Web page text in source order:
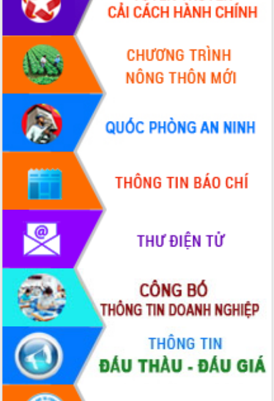
Đắk Lắk sơ kết 4 năm triển khai thực
hiện Đề án 06 của Chính phủ
Họp báo thông tin về Hội nghị Công bố
Quy hoạch và Xúc tiến đầu tư tỉnh Đắk
Khơi thông điểm nghẽn, đẩy nhanh
giải ngân vốn khắc phục thiên tai
HĐND tỉnh thông qua điều chỉnh Quy
hoạch tỉnh thời kỳ 2021-2030
Hội thảo góp ý hồ sơ điều chỉnh quy
hoạch tỉnh Đắk Lắk thời kỳ 2021-2030,
tầm nhìn đến năm 2050
Nâng cao hiệu quả hoạt động của các
doanh nghiệp nhà nước
Hội nghị triển khai kết nối mạng
truyền số liệu chuyên dùng phục vụ cơ
quan Đảng, Nhà nước
Lễ phát động chuỗi hoạt động chung
tay làm sạch môi trường
Xã Ea Kar bước chuyển mình trong
công tác cải cách hành chính mô hình
mới
UBND tỉnh họp báo định kỳ tháng 4
năm 2026
Hội thảo khoa học “Giải pháp thúc đẩy
phát triển nền kinh tế xanh tại tỉnh
Đắk Lắk”
Tăng cường giám sát, đôn đốc thực
hiện nhiệm vụ quản lý tài sản công
hàng tuần